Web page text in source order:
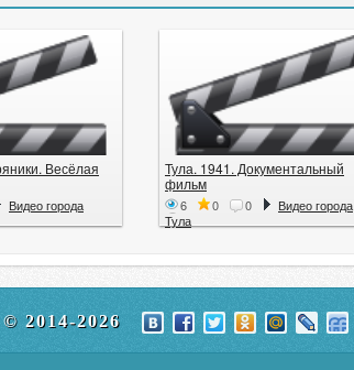
Весёлая
Видео города
Тула. 1941. Документальный
фильм
6 0 0
Видео города
Тула
2014-2026